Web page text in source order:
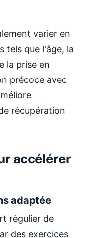
varier en
tels que l'âge, la
la prise en
précoce avec
récupération
accélérer
adaptée
régulier de
des exercices